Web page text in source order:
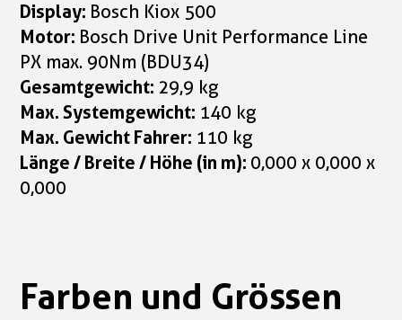
Display: Bosch Kiox 500
Motor: Bosch Drive Unit Performance Line
PX max. 90Nm (BDU34)
Gesamtgewicht: 29,9 kg
Max. Systemgewicht: 140 kg
Max. Gewicht Fahrer: 110 kg
Länge / Breite / Höhe (in m): 0,000 x 0,000 x
0,000
Farben und Grössen